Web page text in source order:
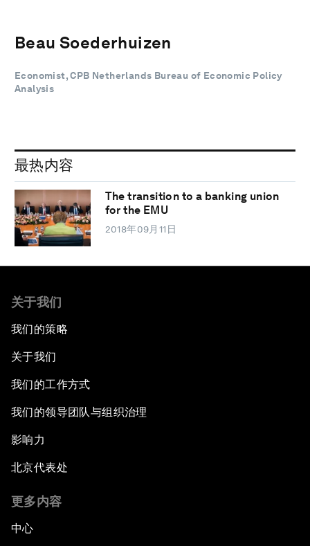
Beau Soederhuizen
Economist, CPB Netherlands Bureau of Economic Policy
Analysis
最热内容
The transition to a banking union
for the EMU
2018年09月11日
关于我们
我们的策略
关于我们
我们的工作方式
我们的领导团队与组织治理
影响力
北京代表处
更多内容
中心